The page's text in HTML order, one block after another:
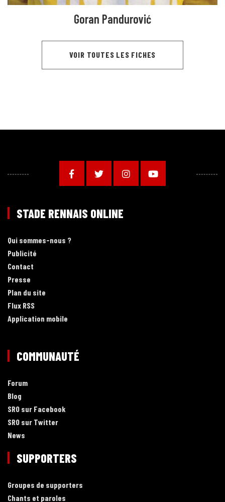
Goran Pandurović
VOIR TOUTES LES FICHES
STADE RENNAIS ONLINE
Qui sommes-nous ?
Publicité
Contact
Presse
Plan du site
Flux RSS
Application mobile
COMMUNAUTÉ
Forum
Blog
SRO sur Facebook
SRO sur Twitter
News
SUPPORTERS
Groupes de supporters
Chants et paroles